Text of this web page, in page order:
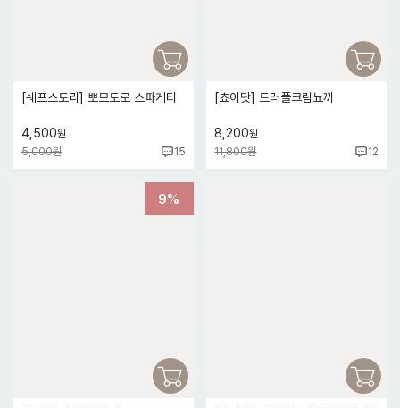
[쉐프스토리] 뽀모도로 스파게티
4,500원
5,000원
15
[쵸이닷] 트러플크림뇨끼
8,200원
11,800원
12
9%